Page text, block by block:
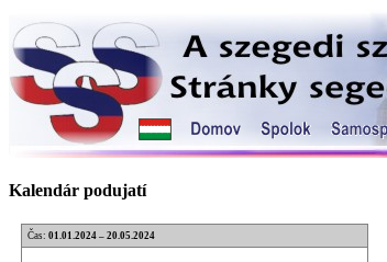
Kalendár podujatí
Čas: 01.01.2024 – 20.05.2024